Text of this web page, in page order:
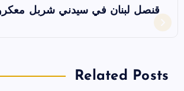
فّ قنصل لبنان في سيدني شربل
Related Posts